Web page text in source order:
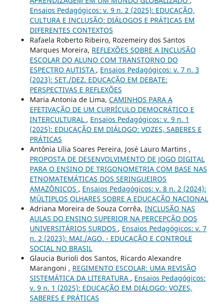
Ensaios Pedagógicos: v. 9 n. 2 (2025): EDUCAÇÃO,
CULTURA E INCLUSÃO: DIÁLOGOS E PRÁTICAS EM
DIFERENTES CONTEXTOS
Rafaela Roberto Ribeiro, Rozemeiry dos Santos
Marques Moreira, REFLEXÕES SOBRE A INCLUSÃO
ESCOLAR DO ALUNO COM TRANSTORNO DO
ESPECTRO AUTISTA , Ensaios Pedagógicos: v. 7 n. 3
(2023): SET./DEZ. EDUCAÇÃO EM DEBATE:
PERSPECTIVAS E REFLEXÕES
Maria Antonia de Lima, CAMINHOS PARA A
EFETIVAÇÃO DE UM CURRÍCULO DEMOCRÁTICO E
INTERCULTURAL , Ensaios Pedagógicos: v. 9 n. 1
(2025): EDUCAÇÃO EM DIÁLOGO: VOZES, SABERES E
PRÁTICAS
Antônia Lília Soares Pereira, José Lauro Martins ,
PROPOSTA DE DESENVOLVIMENTO DE JOGO DIGITAL
PARA O ENSINO DE TRIGONOMETRIA COM BASE NAS
ETNOMATEMÁTICAS DOS SERINGUEIROS
AMAZÔNICOS , Ensaios Pedagógicos: v. 8 n. 2 (2024):
MÚLTIPLOS OLHARES SOBRE A EDUCAÇÃO NACIONAL
Adriana Moreira de Souza Corrêa, INCLUSÃO NAS
AULAS DO ENSINO SUPERIOR NA PERCEPÇÃO DOS
UNIVERSITÁRIOS SURDOS , Ensaios Pedagógicos: v. 7
n. 2 (2023): MAI./AGO. - EDUCAÇÃO E CONTROLE
SOCIAL NO BRASIL
Glaucia Burioli dos Santos, Ricardo Alexandre
Marangoni , REGIMENTO ESCOLAR: UMA REVISÃO
SISTEMÁTICA DA LITERATURA , Ensaios Pedagógicos:
v. 9 n. 1 (2025): EDUCAÇÃO EM DIÁLOGO: VOZES,
SABERES E PRÁTICAS